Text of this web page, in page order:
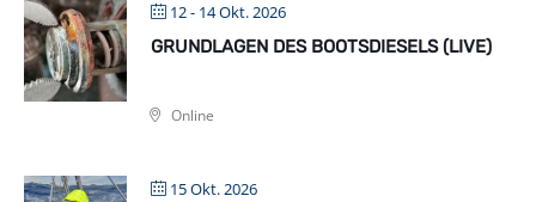
12 - 14 Okt. 2026
GRUNDLAGEN DES BOOTSDIESELS (LIVE)
Online
15 Okt. 2026